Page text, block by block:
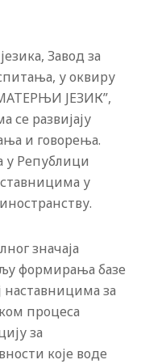
Завод за
у оквиру
ЈЕЗИК”,
се развијају
и говорења.
у Републици
у
значаја
формирања базе
наставницима за
прoцеса
за
које воде